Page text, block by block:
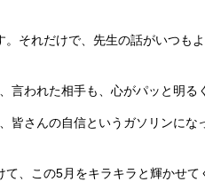
それだけで、先生の話がいつも
われた相手も、心がパッと明る
皆さんの自信というガソリンにな
、この5月をキラキラと輝かせて